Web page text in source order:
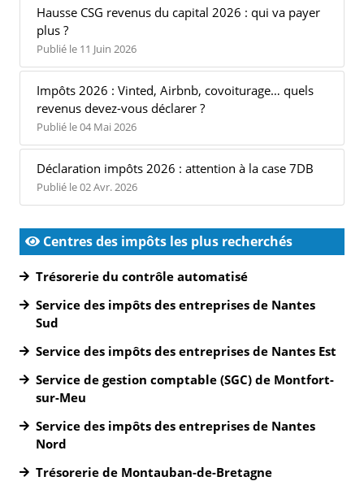
Hausse CSG revenus du capital 2026 : qui va payer
plus ?
Publié le 11 Juin 2026
Impôts 2026 : Vinted, Airbnb, covoiturage… quels
revenus devez-vous déclarer ?
Publié le 04 Mai 2026
Déclaration impôts 2026 : attention à la case 7DB
Publié le 02 Avr. 2026
Centres des impôts les plus recherchés
Trésorerie du contrôle automatisé
Service des impôts des entreprises de Nantes
Sud
Service des impôts des entreprises de Nantes Est
Service de gestion comptable (SGC) de Montfort-
sur-Meu
Service des impôts des entreprises de Nantes
Nord
Trésorerie de Montauban-de-Bretagne